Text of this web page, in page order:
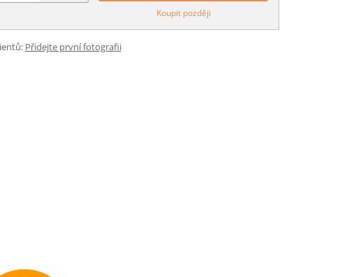
Koupit později
Přidejte první fotografii